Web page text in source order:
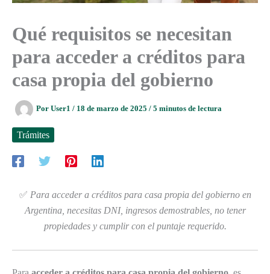
Qué requisitos se necesitan
para acceder a créditos para
casa propia del gobierno
Por User1 / 18 de marzo de 2025 / 5 minutos de lectura
Trámites
✅ Para acceder a créditos para casa propia del gobierno en
Argentina, necesitas DNI, ingresos demostrables, no tener
propiedades y cumplir con el puntaje requerido.